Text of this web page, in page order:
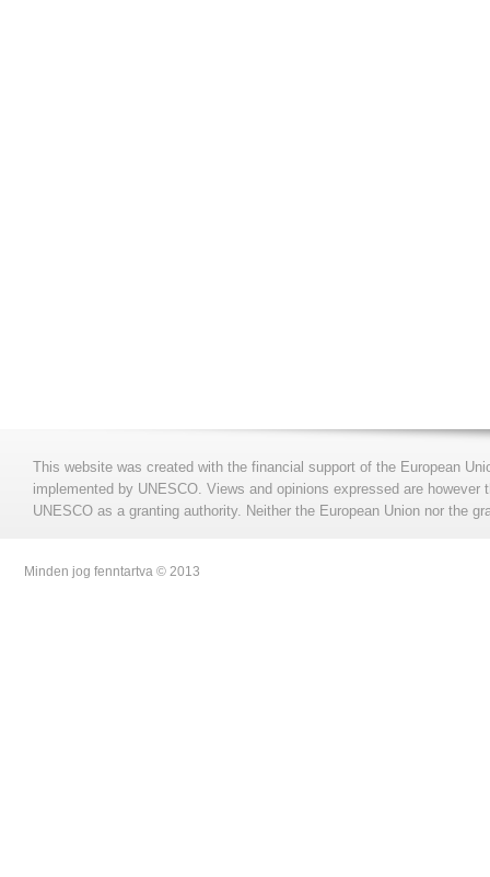
This website was created with the financial support of the European
implemented by UNESCO. Views and opinions expressed are
UNESCO as a granting authority. Neither the European Union nor the
Minden jog fenntartva © 2013